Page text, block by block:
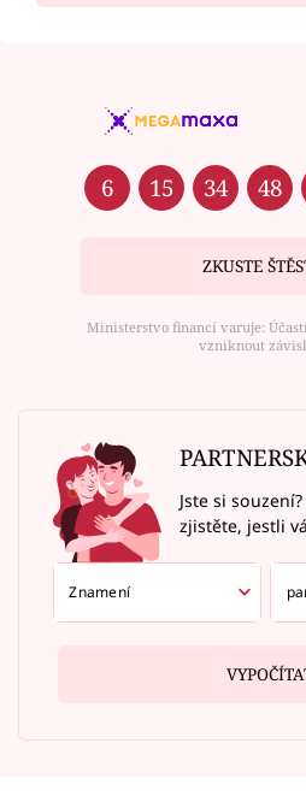
6 15 34 48
ZKUSTE
Ministerstvo financí varuje:
vzniknout
Jste si
zjistěte, jestli